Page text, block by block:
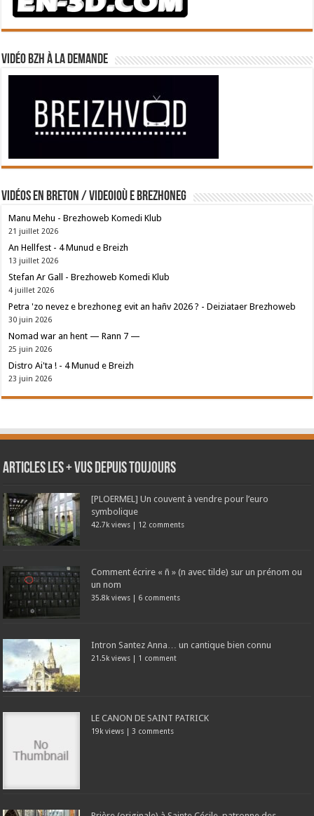
Vidéo BZH à la demande
Vidéos en breton / Videoioù e brezhoneg
Manu Mehu - Brezhoweb Komedi Klub
21 juillet 2026
An Hellfest - 4 Munud e Breizh
13 juillet 2026
Stefan Ar Gall - Brezhoweb Komedi Klub
4 juillet 2026
Petra 'zo nevez e brezhoneg evit an hañv 2026 ? - Deiziataer Brezhoweb
30 juin 2026
Nomad war an hent — Rann 7 —
25 juin 2026
Distro Ai'ta ! - 4 Munud e Breizh
23 juin 2026
Articles les + vus depuis toujours
[PLOERMEL] Un couvent à vendre pour l’euro
symbolique
42.7k views 12 comments
Comment écrire « ñ » (n avec tilde) sur un prénom ou
un nom
35.8k views 6 comments
Intron Santez Anna… un cantique bien connu
21.5k views 1 comment
LE CANON DE SAINT PATRICK
19k views 3 comments